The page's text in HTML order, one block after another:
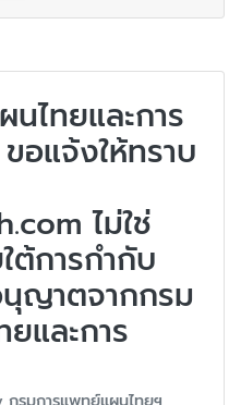
ไทยและการ
อแจ้งให้ทราบ
ไม่ใช่
ต้การกำกับ
ญาตจากกรม
และการ